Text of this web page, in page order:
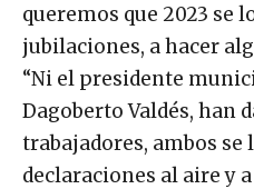
queremos que 2023 se
jubilaciones, a hacer
“Ni el presidente
Dagoberto Valdés, han
trabajadores, ambos
declaraciones al aire y a